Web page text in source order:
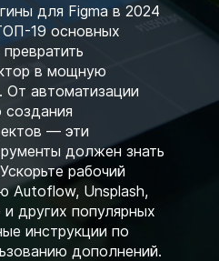
для Figma в 2024
19 основных
в мощную
От автоматизации
создания
— эти
должен знать
рабочий
Autoflow, Unsplash,
других популярных
инструкции по
дополнений.